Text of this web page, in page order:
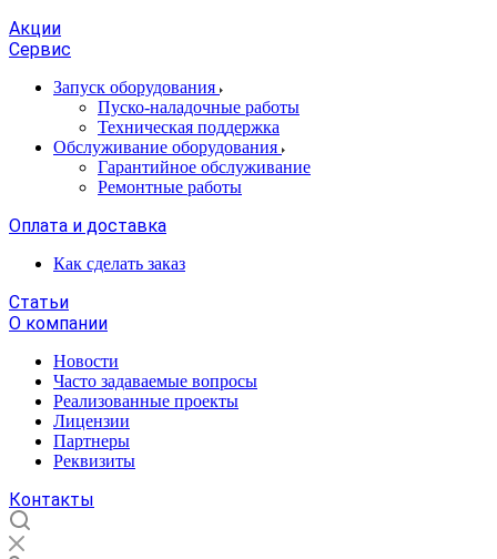
Акции
Сервис
Запуск оборудования
Пуско-наладочные работы
Техническая поддержка
Обслуживание оборудования
Гарантийное обслуживание
Ремонтные работы
Оплата и доставка
Как сделать заказ
Статьи
О компании
Новости
Часто задаваемые вопросы
Реализованные проекты
Лицензии
Партнеры
Реквизиты
Контакты